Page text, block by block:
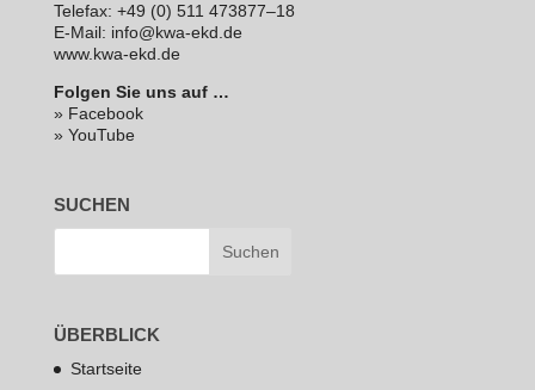
Telefax: +49 (0) 511 473877–18
E‑Mail: info@kwa-ekd.de
www.kwa-ekd.de
Folgen Sie uns auf …
» Facebook
» YouTube
SUCHEN
ÜBERBLICK
Startseite